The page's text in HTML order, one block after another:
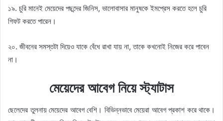
১৯. চুরি মানেই মেয়েদের পছন্দের জিনিস, ভালোবাসার মানুষকে ইমপ্রেস করতে হলে চুরি
গিফট করতে পারেন।
২০. জীবনের সমস্তটা দিয়েও যাকে বেঁধে রাখা যায় না, তাকে কখনোই নিজের করে পাবেন
না।
মেয়েদের আবেগ নিয়ে স্ট্যাটাস
ছেলেদের তুলনায় মেয়েদের আবেগ বেশি। বিভিন্নভাবে মেয়েরা আবেগ প্রকাশ করে থাকে।